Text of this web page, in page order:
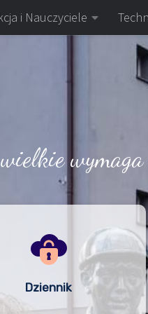
i Nauczyciele
Dziennik